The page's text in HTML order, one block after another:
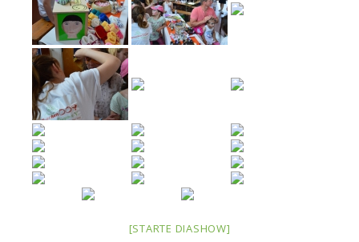
[STARTE DIASHOW]